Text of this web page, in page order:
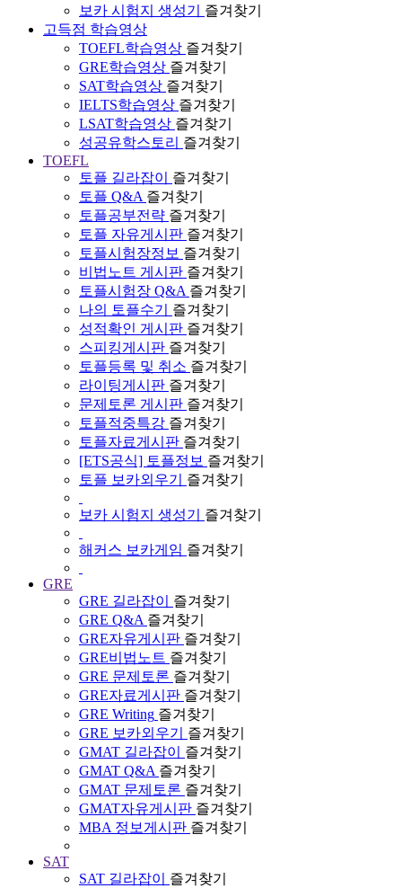
보카 시험지 생성기
즐겨찾기
고득점 학습영상
TOEFL학습영상 즐겨찾기
GRE학습영상 즐겨찾기
SAT학습영상 즐겨찾기
IELTS학습영상 즐겨찾기
LSAT학습영상 즐겨찾기
성공유학스토리 즐겨찾기
TOEFL
토플 길라잡이
즐겨찾기
토플 Q&A 즐겨찾기
토플공부전략 즐겨찾기
토플 자유게시판 즐겨찾기
토플시험장정보 즐겨찾기
비법노트 게시판 즐겨찾기
토플시험장 Q&A 즐겨찾기
나의 토플수기
즐겨찾기
성적확인 게시판 즐겨찾기
스피킹게시판 즐겨찾기
토플등록 및 취소 즐겨찾기
라이팅게시판 즐겨찾기
문제토론 게시판 즐겨찾기
토플적중특강 즐겨찾기
토플자료게시판 즐겨찾기
[ETS공식] 토플정보 즐겨찾기
토플 보카외우기
즐겨찾기
보카 시험지 생성기 즐겨찾기
해커스 보카게임 즐겨찾기
GRE
GRE 길라잡이
즐겨찾기
GRE Q&A 즐겨찾기
GRE자유게시판 즐겨찾기
GRE비법노트 즐겨찾기
GRE 문제토론 즐겨찾기
GRE자료게시판 즐겨찾기
GRE Writing 즐겨찾기
GRE 보카외우기
즐겨찾기
GMAT 길라잡이
즐겨찾기
GMAT Q&A 즐겨찾기
GMAT 문제토론 즐겨찾기
GMAT자유게시판 즐겨찾기
MBA 정보게시판 즐겨찾기
SAT
SAT 길라잡이
즐겨찾기